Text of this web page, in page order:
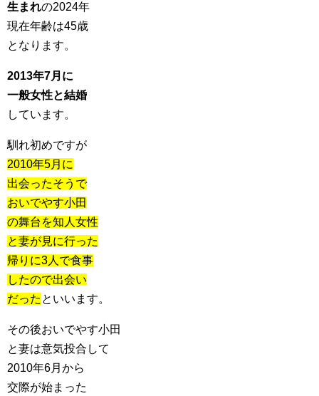
生まれの2024年
現在年齢は45歳
となります。
2013年7月に
一般女性と結婚
しています。
馴れ初めですが
2010年5月に
出会ったそうで
おいでやす小田
の舞台を知人女性
と妻が見に行った
帰りに3人で食事
したので出会い
だった といいます。
その後おいでやす小田
と妻は意気投合して
2010年6月から
交際が始まった